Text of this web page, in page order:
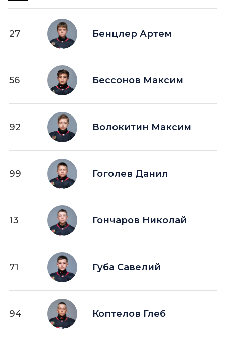
27 Бенцлер Артем
56 Бессонов Максим
92 Волокитин Максим
99 Гоголев Данил
13 Гончаров Николай
71 Губа Савелий
94 Коптелов Глеб